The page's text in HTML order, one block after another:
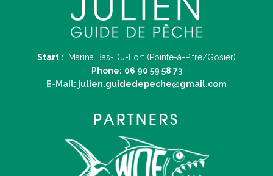
Start :
Marina Bas-Du-Fort (Pointe-à-Pitre/Gosier)
Phone: 06 90 59 58 73
E-Mail: julien.guidedepeche@gmail.com
PARTNERS